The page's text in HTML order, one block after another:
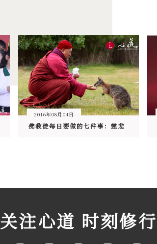
2016年08月04日
佛教徒每日要做的七件事：慈悲
关注心道 时刻修行